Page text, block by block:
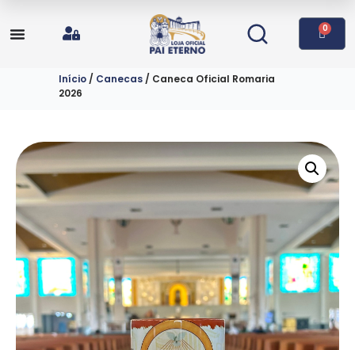
0
Início / Canecas / Caneca Oficial Romaria
2026